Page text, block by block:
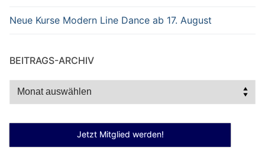
Neue Kurse Modern Line Dance ab 17. August
BEITRAGS-ARCHIV
Beitrags-
Jetzt Mitglied werden!